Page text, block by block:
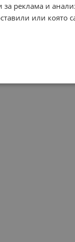
за реклама и
или която